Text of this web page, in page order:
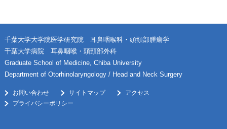
千葉大学大学院医学研究院 耳鼻咽喉科・頭頸部腫瘍学
千葉大学病院 耳鼻咽喉・頭頸部外科
Graduate School of Medicine, Chiba University
Department of Otorhinolaryngology / Head and Neck Surgery
お問い合わせ サイトマップ
アクセス
プライバシーポリシー